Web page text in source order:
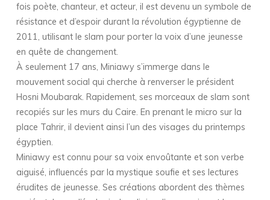
fois poète, chanteur, et acteur, il est devenu un symbole de
résistance et d’espoir durant la révolution égyptienne de
2011, utilisant le slam pour porter la voix d’une jeunesse
en quête de changement.
À seulement 17 ans, Miniawy s’immerge dans le
mouvement social qui cherche à renverser le président
Hosni Moubarak. Rapidement, ses morceaux de slam sont
recopiés sur les murs du Caire. En prenant le micro sur la
place Tahrir, il devient ainsi l’un des visages du printemps
égyptien.
Miniawy est connu pour sa voix envoûtante et son verbe
aiguisé, influencés par la mystique soufie et ses lectures
érudites de jeunesse. Ses créations abordent des thèmes